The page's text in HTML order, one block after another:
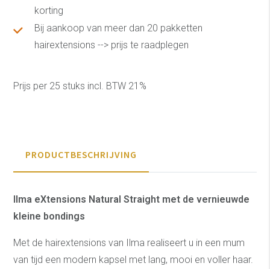
korting
Bij aankoop van meer dan 20 pakketten
hairextensions --> prijs te raadplegen
Prijs per 25 stuks incl. BTW 21%
PRODUCTBESCHRIJVING
Ilma eXtensions Natural Straight met de vernieuwde
kleine bondings
Met de hairextensions van Ilma realiseert u in een mum
van tijd een modern kapsel met lang, mooi en voller haar.